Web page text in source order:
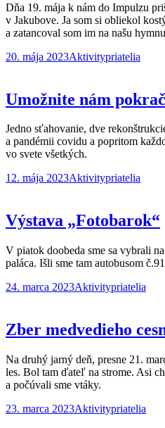
Dňa 19. mája k nám do Impulzu
v Jakubove. Ja som si obliekol
a zatancoval som im na našu
20. mája 2023Aktivitypriatelia
Umožnite nám
Jedno sťahovanie, dve
a pandémii covidu a popritom
vo svete všetkých.
12. mája 2023Aktivitypriatelia
Výstava „Fotobarok“
V piatok doobeda sme sa vybrali
paláca. Išli sme tam autobusom
24. marca 2023Aktivitypriatelia
Zber medvedieho
Na druhý jarný deň, presne 21.
les. Bol tam ďateľ na strome. Asi
a počúvali sme vtáky.
23. marca 2023Aktivitypriatelia